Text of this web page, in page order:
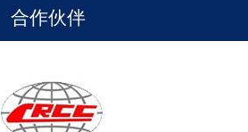
合作伙伴